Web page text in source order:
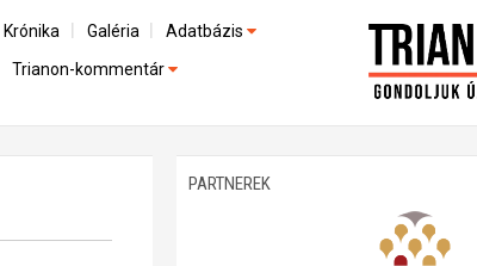
Krónika Galéria Adatbázis
Emlékművek (feltöltés alatt)
Trianon-kommentár
PARTNEREK